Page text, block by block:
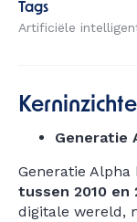
Tags
Artificiële
Generatie
Generatie
tussen 2010 en
digitale wereld,